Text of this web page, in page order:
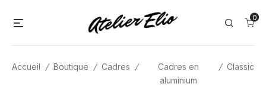
Search0
Accueil / Boutique / Cadres /
Cadres en
aluminium
/ Classic